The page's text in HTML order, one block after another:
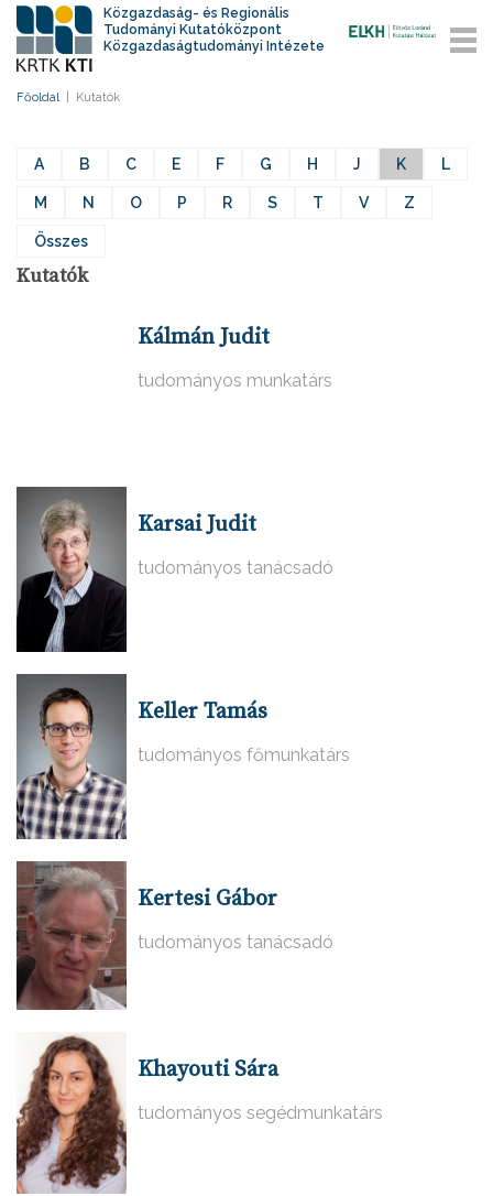
Közgazdaság- és Regionális
Tudományi Kutatóközpont
Közgazdaságtudományi Intézete
Főoldal Kutatók
A B C E F G H J K L
M N O P R S T V Z
Összes
Kutatók
Kálmán Judit
tudományos munkatárs
Karsai Judit
tudományos tanácsadó
Keller Tamás
tudományos főmunkatárs
Kertesi Gábor
tudományos tanácsadó
Khayouti Sára
tudományos segédmunkatárs